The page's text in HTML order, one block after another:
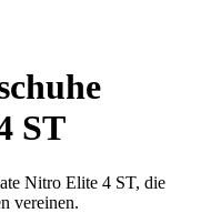
ST
Nitro Elite 4 ST, die
vereinen.